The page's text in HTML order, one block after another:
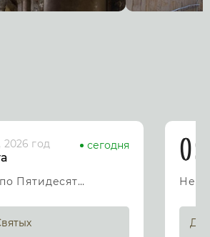
2026 год сегодня
Седмица 10-я по Пятидесятнице
09